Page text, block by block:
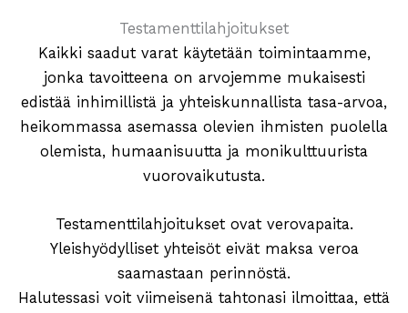
Testamenttilahjoitukset
Kaikki saadut varat käytetään toimintaamme,
jonka tavoitteena on arvojemme mukaisesti
edistää inhimillistä ja yhteiskunnallista tasa-arvoa,
heikommassa asemassa olevien ihmisten puolella
olemista, humaanisuutta ja monikulttuurista
vuorovaikutusta.
Testamenttilahjoitukset ovat verovapaita.
Yleishyödylliset yhteisöt eivät maksa veroa
saamastaan perinnöstä.
Halutessasi voit viimeisenä tahtonasi ilmoittaa, että